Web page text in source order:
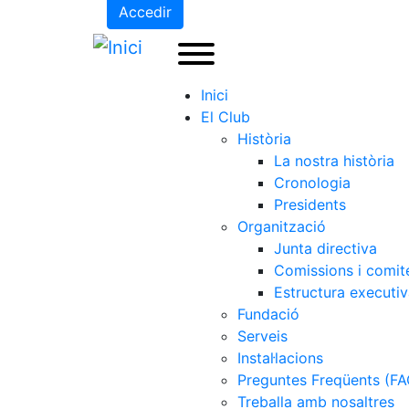
Accedir
Inici
El Club
Història
La nostra història
Cronologia
Presidents
Organització
Junta directiva
Comissions i
Estructura
Fundació
Serveis
Instal·lacions
Preguntes Freqüents
Treballa amb nosaltres